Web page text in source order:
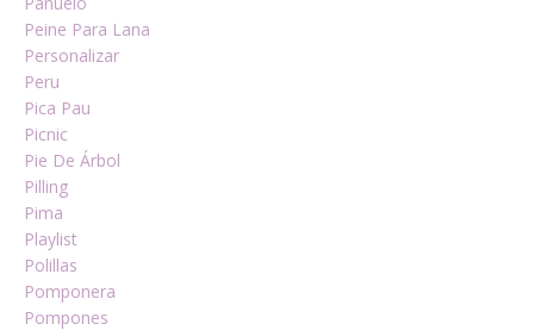
Peine Para Lana
Personalizar
Peru
Pica Pau
Picnic
Pie De Árbol
Pilling
Pima
Playlist
Polillas
Pomponera
Pompones